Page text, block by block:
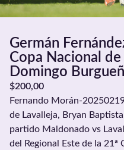
Germán
Copa Nacional
Domingo
$200,00
Fernando Morán-
de Lavalleja, Bryan
partido Maldonado vs
del Regional Este de la 21ª